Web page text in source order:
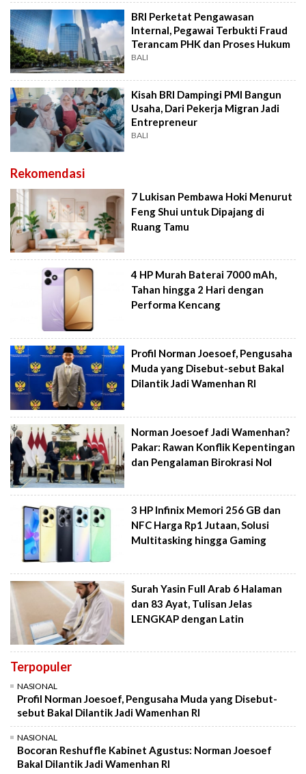
BRI Perketat Pengawasan
Internal, Pegawai Terbukti Fraud
Terancam PHK dan Proses Hukum
BALI
Kisah BRI Dampingi PMI Bangun
Usaha, Dari Pekerja Migran Jadi
Entrepreneur
BALI
Rekomendasi
7 Lukisan Pembawa Hoki Menurut
Feng Shui untuk Dipajang di
Ruang Tamu
4 HP Murah Baterai 7000 mAh,
Tahan hingga 2 Hari dengan
Performa Kencang
Profil Norman Joesoef, Pengusaha
Muda yang Disebut-sebut Bakal
Dilantik Jadi Wamenhan RI
Norman Joesoef Jadi Wamenhan?
Pakar: Rawan Konflik Kepentingan
dan Pengalaman Birokrasi Nol
3 HP Infinix Memori 256 GB dan
NFC Harga Rp1 Jutaan, Solusi
Multitasking hingga Gaming
Surah Yasin Full Arab 6 Halaman
dan 83 Ayat, Tulisan Jelas
LENGKAP dengan Latin
Terpopuler
NASIONAL
Profil Norman Joesoef, Pengusaha Muda yang Disebut-
sebut Bakal Dilantik Jadi Wamenhan RI
NASIONAL
Bocoran Reshuffle Kabinet Agustus: Norman Joesoef
Bakal Dilantik Jadi Wamenhan RI